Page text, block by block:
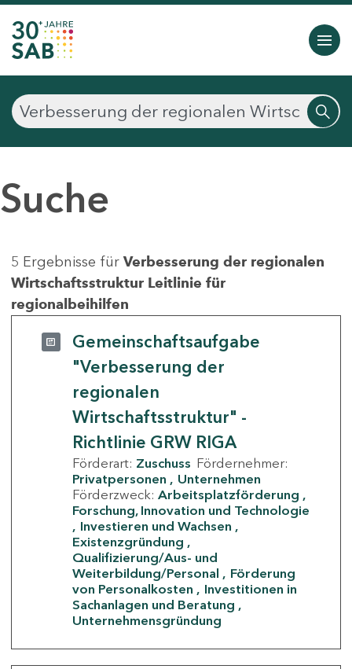
Suche
5 Ergebnisse für Verbesserung der regionalen
Wirtschaftsstruktur Leitlinie für
regionalbeihilfen
Gemeinschaftsaufgabe
"Verbesserung der
regionalen
Wirtschaftsstruktur" -
Richtlinie GRW RIGA
Förderart: Zuschuss Fördernehmer:
Privatpersonen
Unternehmen
Förderzweck: Arbeitsplatzförderung
Forschung, Innovation und Technologie
Investieren und Wachsen
Existenzgründung
Qualifizierung/Aus- und
Weiterbildung/Personal
Förderung
von Personalkosten
Investitionen in
Sachanlagen und Beratung
Unternehmensgründung